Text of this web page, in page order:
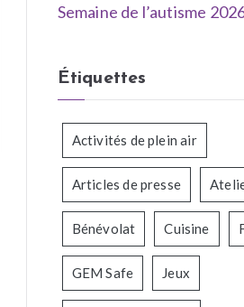
Semaine de l’autisme
Étiquettes
Activités de plein air
Articles de presse
Bénévolat Cuisine
GEM Safe Jeux